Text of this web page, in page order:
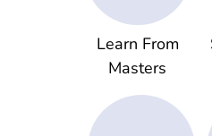
Learn From
Masters